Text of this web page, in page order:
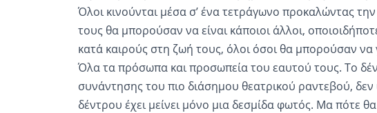
Όλοι κινούνται μέσα σ’ ένα τετράγωνο προκαλώντας
τους θα μπορούσαν να είναι κάποιοι άλλοι,
κατά καιρούς στη ζωή τους, όλοι όσοι θα μπορούσαν να
Όλα τα πρόσωπα και προσωπεία του εαυτού τους. Το
συνάντησης του πιο διάσημου θεατρικού ραντεβού,
δέντρου έχει μείνει μόνο μια δεσμίδα φωτός. Μα πότε